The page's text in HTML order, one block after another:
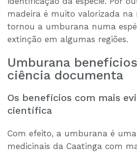
madeira é muito valorizada na
tornou a umburana numa
extinção em algumas regiões.
Umburana
ciência documenta
Os benefícios com mais
científica
Com efeito, a umburana é
medicinais da Caatinga com